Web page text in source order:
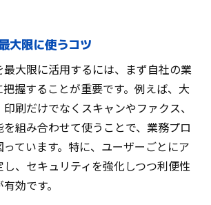
大限に使うコツ
最大限に活用するには、まず自社の業
握することが重要です。例えば、大
刷だけでなくスキャンやファクス、
組み合わせて使うことで、業務プロ
ています。特に、ユーザーごとにア
し、セキュリティを強化しつつ利便性
効です。